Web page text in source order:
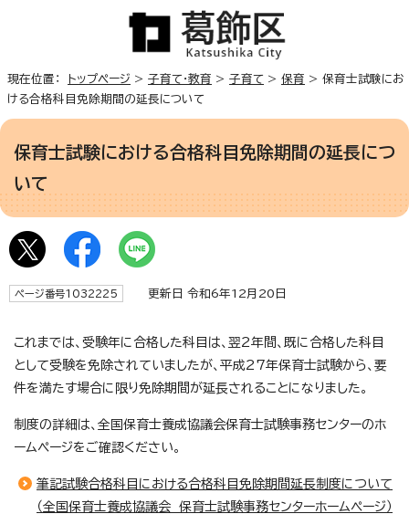
現在位置： トップページ > 子育て・教育 > 子育て > 保育 > 保育士試験にお
ける合格科目免除期間の延長について
保育士試験における合格科目免除期間の延長につ
いて
ページ番号1032225 更新日 令和6年12月20日
これまでは、受験年に合格した科目は、翌2年間、既に合格した科目
として受験を免除されていましたが、平成27年保育士試験から、要
件を満たす場合に限り免除期間が延長されることになりました。
制度の詳細は、全国保育士養成協議会保育士試験事務センターのホ
ームページをご確認ください。
筆記試験合格科目における合格科目免除期間延長制度について
（全国保育士養成協議会 保育士試験事務センターホームページ）